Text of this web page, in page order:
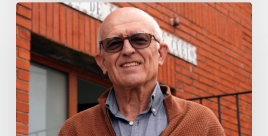
Pedro
Manuel
González
Toca